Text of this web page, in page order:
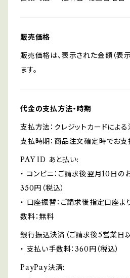
販売価格
販売価格は、表示された金額（表
ます。
代金の支払方法・時期
支払方法：クレジットカードによ
支払時期：商品注文確定時でお支
PAY ID あと払い:
・ コンビニ：ご請求後翌月10日の
350円（税込）
・ 口座振替：ご請求後指定口座よ
数料：無料
銀行振込決済（ご請求後5営業日以
・ 支払い手数料：360円（税込）
PayPay決済: